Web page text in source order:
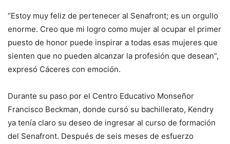
“Estoy muy feliz de pertenecer al Senafront; es un orgullo
enorme. Creo que mi logro como mujer al ocupar el primer
puesto de honor puede inspirar a todas esas mujeres que
sienten que no pueden alcanzar la profesión que desean”,
expresó Cáceres con emoción.
Durante su paso por el Centro Educativo Monseñor
Francisco Beckman, donde cursó su bachillerato, Kendry
ya tenía claro su deseo de ingresar al curso de formación
del Senafront. Después de seis meses de esfuerzo